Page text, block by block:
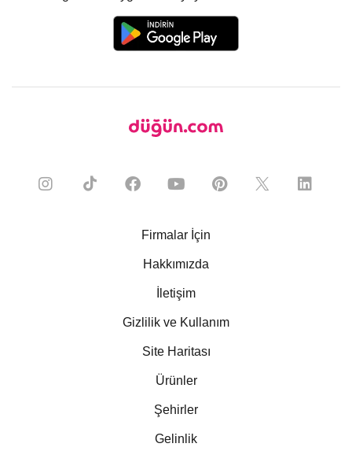
Firmalar İçin
Hakkımızda
İletişim
Gizlilik ve Kullanım
Site Haritası
Ürünler
Şehirler
Gelinlik